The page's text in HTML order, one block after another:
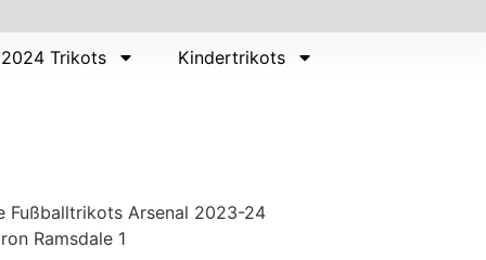
Trikots Kindertrikots
Fußballtrikots Arsenal 2023-24
Ramsdale 1